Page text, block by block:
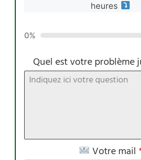
heures
0%
Quel est votre problème
Votre mail